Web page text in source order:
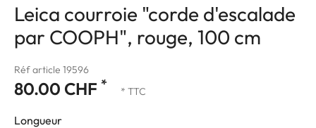
Leica courroie "corde d'escalade
par COOPH", rouge, 100 cm
Réf article 19596
80.00 CHF * * TTC
Longueur